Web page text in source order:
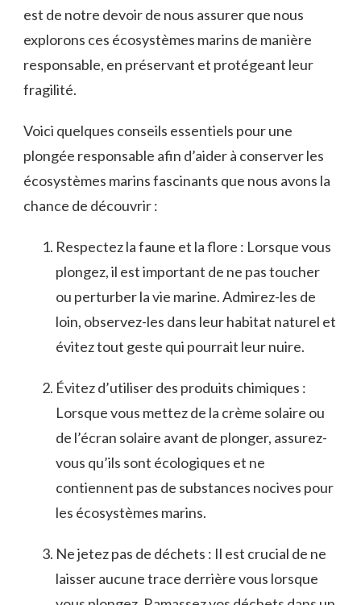
est de notre devoir de nous assurer que ‍nous
explorons‌ ces écosystèmes marins de manière
responsable, en ‍préservant⁣ et protégeant leur
fragilité.
Voici quelques conseils essentiels pour​ une
plongée‌ responsable afin d’aider ‌à conserver les
écosystèmes marins fascinants ⁢que nous ‌avons la
chance de ‌découvrir :
Respectez la ⁣faune et la flore : Lorsque vous
plongez, il est ‍important de ⁤ne pas ⁢toucher
ou perturber ‍la⁣ vie marine. Admirez-les de
loin, observez-les dans leur habitat naturel et‌
évitez tout geste⁣ qui pourrait leur nuire.
Évitez d’utiliser des produits ⁤chimiques :
Lorsque vous mettez de la crème solaire ou
de l’écran solaire ‍avant de plonger, assurez-
vous qu’ils sont écologiques et ne
contiennent pas⁢ de substances‍ nocives pour
les écosystèmes marins.
Ne jetez pas de déchets : Il​ est crucial de ne
laisser aucune trace derrière ⁤vous lorsque